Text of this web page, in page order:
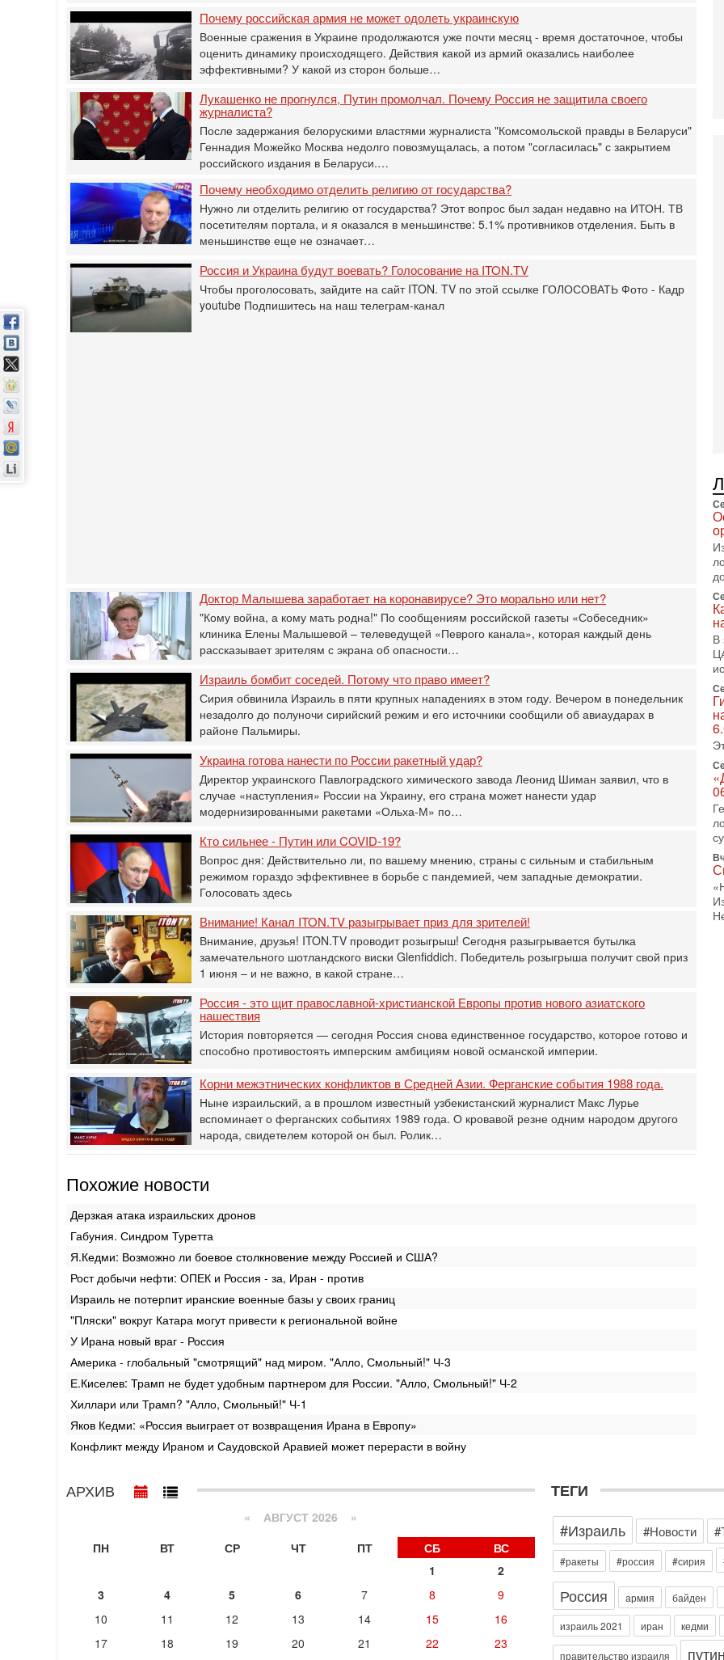
Почему российская армия не может одолеть украинскую
Военные сражения в Украине продолжаются уже почти месяц - время достаточное, чтобы
оценить динамику происходящего. Действия какой из армий оказались наиболее
эффективными? У какой из сторон больше…
Лукашенко не прогнулся, Путин промолчал. Почему Россия не защитила своего
журналиста?
После задержания белорускими властями журналиста ‎"Комсомольской правды в Беларуси"
‎Геннадия Можейко Москва недолго повозмущалась, а потом "согласилась" с закрытием
российского издания в Беларуси.…
Почему необходимо отделить религию от государства?
Нужно ли отделить религию от государства? Этот вопрос был задан недавно на ИТОН. ТВ
посетителям портала, и я оказался в меньшинстве: 5.1% противников отделения. Быть в
меньшинстве еще не означает…
Россия и Украина будут воевать? Голосование на ITON.TV
Чтобы проголосовать, зайдите на сайт ITON. TV по этой ссылке ГОЛОСОВАТЬ Фото - Кадр
youtube Подпишитесь на наш телеграм-канал
Доктор Малышева заработает на коронавирусе? Это морально или нет?
"Кому война, а кому мать родна!" По сообщениям российской газеты «Собеседник»
клиника Елены Малышевой – телеведущей «Певрого канала», которая каждый день
рассказывает зрителям с экрана об опасности…
Израиль бомбит соседей. Потому что право имеет?
Сирия обвинила Израиль в пяти крупных нападениях в этом году. Вечером в понедельник
незадолго до полуночи сирийский режим и его источники сообщили об авиаударах в
районе Пальмиры.
Украина готова нанести по России ракетный удар?
Директор украинского Павлоградского химического завода Леонид Шиман заявил, что в
случае «наступления» России на Украину, его страна может нанести удар
модернизированными ракетами «Ольха-М» по…
Кто сильнее - Путин или COVID-19?
Вопрос дня: Действительно ли, по вашему мнению, страны с сильным и стабильным
режимом гораздо эффективнее в борьбе с пандемией, чем западные демократии.
Голосовать здесь
Внимание! Канал ITON.TV разыгрывает приз для зрителей!
Внимание, друзья! ITON.TV проводит розыгрыш! Сегодня разыгрывается бутылка
замечательного шотландского виски Glenfiddich. Победитель розыгрыша получит свой приз
1 июня – и не важно, в какой стране…
Россия - это щит православной-христианской Европы против нового азиатского
нашествия
История повторяется — сегодня Россия снова единственное государство, которое готово и
способно противостоять имперским амбициям новой османской империи.
Корни межэтнических конфликтов в Средней Азии. Ферганские события 1988 года.
Ныне израильский, а в прошлом известный узбекистанский журналист Макс Лурье
вспоминает о ферганских событиях 1989 года. О кровавой резне одним народом другого
народа, свидетелем которой он был. Ролик…
Похожие новости
Дерзкая атака израильских дронов
Габуния. Синдром Туретта
Я.Кедми: Возможно ли боевое столкновение между Россией и США?
Рост добычи нефти: ОПЕК и Россия - за, Иран - против
Израиль не потерпит иранские военные базы у своих границ
"Пляски" вокруг Катара могут привести к региональной войне
У Ирана новый враг - Россия
Америка - глобальный "смотрящий" над миром. "Алло, Смольный!" Ч-3
Е.Киселев: Трамп не будет удобным партнером для России. "Алло, Смольный!" Ч-2
Хиллари или Трамп? "Алло, Смольный!" Ч-1
Яков Кедми: «Россия выиграет от возвращения Ирана в Европу»
Конфликт между Ираном и Саудовской Аравией может перерасти в войну
1-
В
В
В
АРХИВ
« АВГУСТ 2026 »
ПН
ВТ СР ЧТ ПТ СБ
ВС
1
2
3
4 5 6 7 8
9
10
11 12 13 14 15
16
17
18 19 20 21 22
23
ТЕГИ
#Израиль
#Новости
#ракеты #россия #сирия
Россия армия байден
израиль 2021 иран кедми
правительство израиля путин